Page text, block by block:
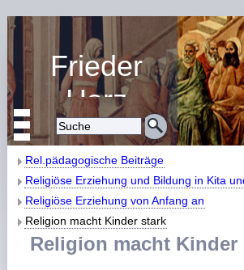
Frieder
Harz
Religiöse Erziehung
und Bildung
Rel.pädagogische Beiträge
Religiöse Erziehung und Bildung in Kita
Religiöse Erziehung von Anfang an
Religion macht Kinder stark
Religion macht Kinder